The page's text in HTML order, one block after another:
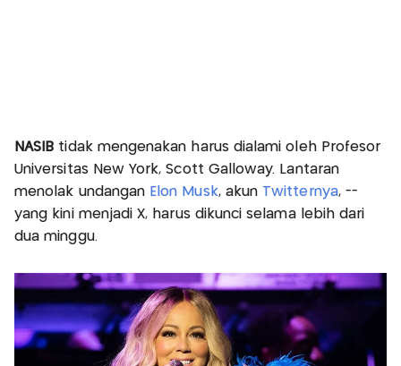
NASIB tidak mengenakan harus dialami oleh Profesor
Universitas New York, Scott Galloway. Lantaran
menolak undangan Elon Musk, akun Twitternya, --
yang kini menjadi X, harus dikunci selama lebih dari
dua minggu.